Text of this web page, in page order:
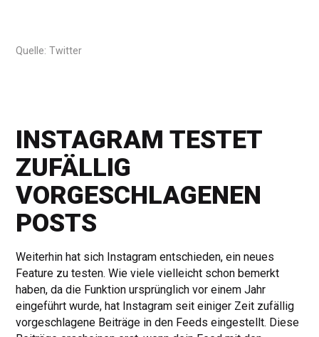
Quelle: Twitter
INSTAGRAM TESTET
ZUFÄLLIG
VORGESCHLAGENEN
POSTS
Weiterhin hat sich Instagram entschieden, ein neues
Feature zu testen. Wie viele vielleicht schon bemerkt
haben, da die Funktion ursprünglich vor einem Jahr
eingeführt wurde, hat Instagram seit einiger Zeit zufällig
vorgeschlagene Beiträge in den Feeds eingestellt. Diese